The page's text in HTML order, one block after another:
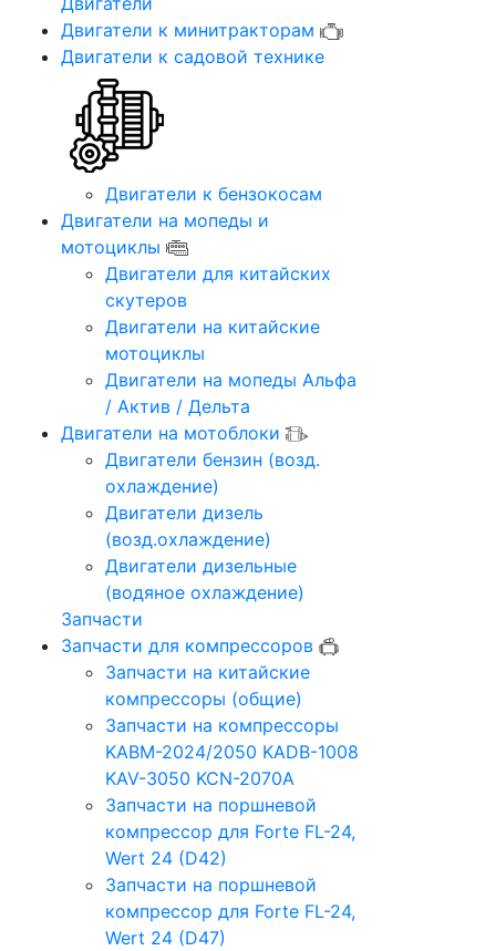
Двигатели к минитракторам
Двигатели к садовой технике
Двигатели к бензокосам
Двигатели на мопеды и
мотоциклы
Двигатели для китайских
скутеров
Двигатели на китайские
мотоциклы
Двигатели на мопеды Альфа
/ Актив / Дельта
Двигатели на мотоблоки
Двигатели бензин (возд.
охлаждение)
Двигатели дизель
(возд.охлаждение)
Двигатели дизельные
(водяное охлаждение)
Запчасти
Запчасти для компрессоров
Запчасти на китайские
компрессоры (общие)
Запчасти на компрессоры
KABM-2024/2050 KADB-1008
KAV-3050 KCN-2070A
Запчасти на поршневой
компрессор для Forte FL-24,
Wert 24 (D42)
Запчасти на поршневой
компрессор для Forte FL-24,
Wert 24 (D47)